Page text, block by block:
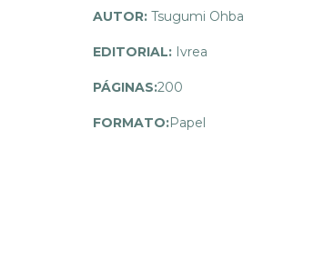
AUTOR: Tsugumi Ohba
EDITORIAL: Ivrea
PÁGINAS:200
FORMATO:Papel